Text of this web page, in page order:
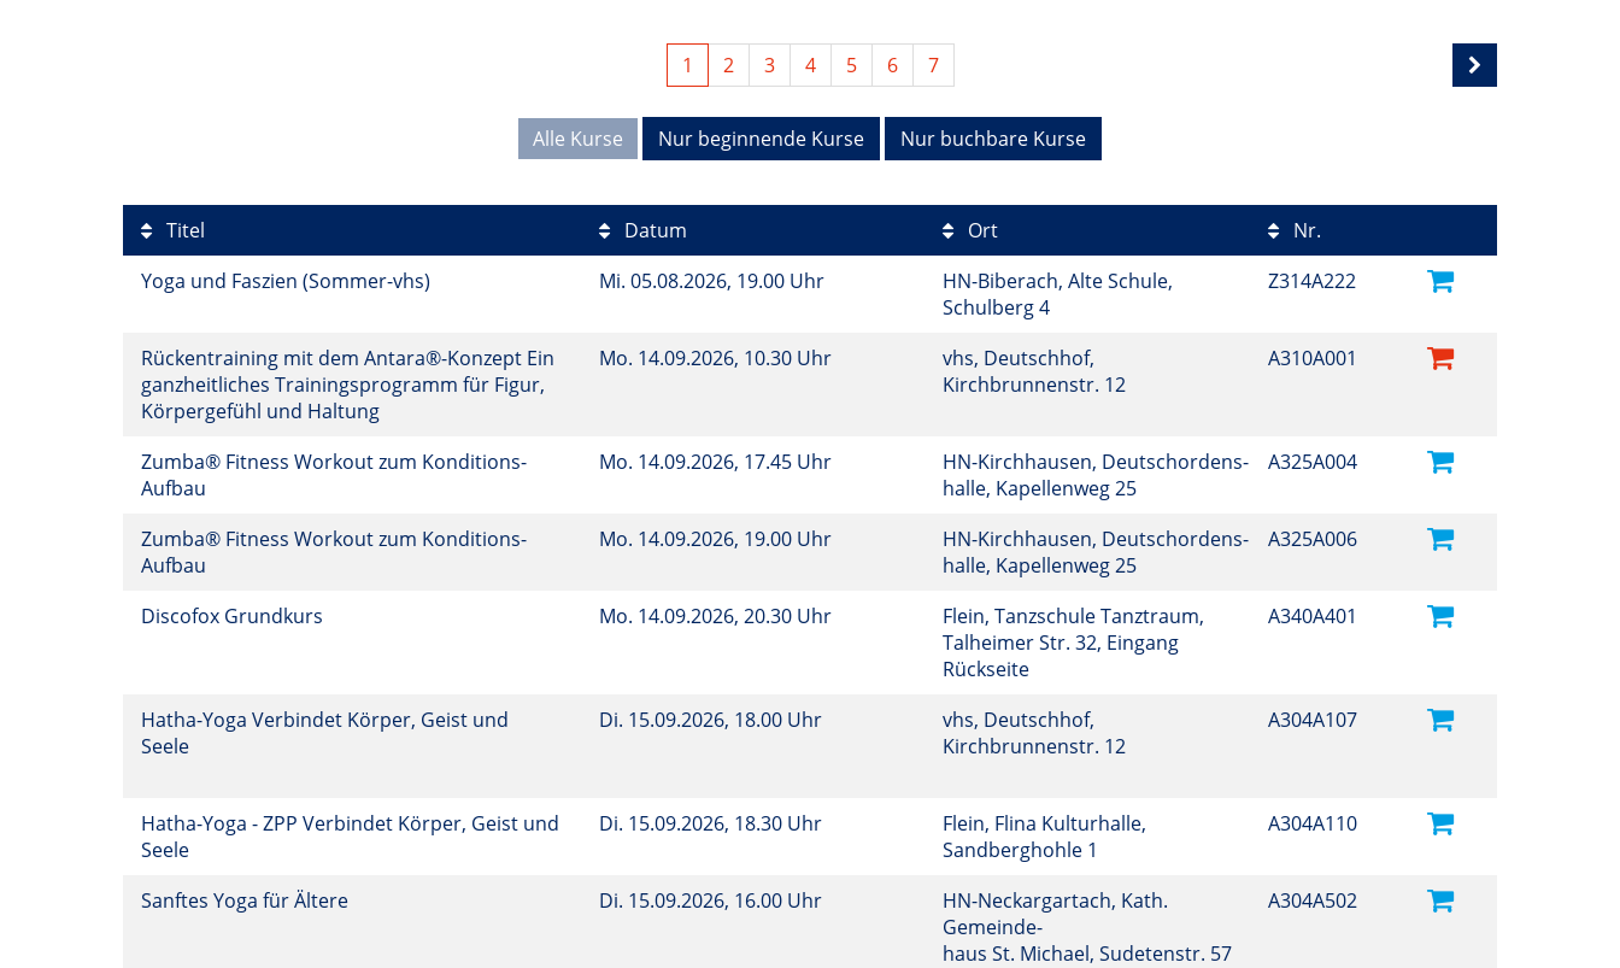
1 2 3 4 5 6 7
Alle Kurse Nur beginnende Kurse Nur buchbare Kurse
Titel Datum Ort
Nr.
Yoga und Faszien (Sommer-vhs)
Mi. 05.08.2026, 19.00 Uhr
HN-Biberach, Alte Schule,
Schulberg 4
Z314A222
Rückentraining mit dem Antara®-Konzept Ein
ganzheitliches Trainingsprogramm für Figur,
Körpergefühl und Haltung
Mo. 14.09.2026, 10.30 Uhr
vhs, Deutschhof,
Kirchbrunnenstr. 12
A310A001
Zumba® Fitness Workout zum Konditions-
Aufbau
Mo. 14.09.2026, 17.45 Uhr
HN-Kirchhausen, Deutschordens-
halle, Kapellenweg 25
A325A004
Zumba® Fitness Workout zum Konditions-
Aufbau
Mo. 14.09.2026, 19.00 Uhr
HN-Kirchhausen, Deutschordens-
halle, Kapellenweg 25
A325A006
Discofox Grundkurs Mo. 14.09.2026, 20.30 Uhr
Flein, Tanzschule Tanztraum,
Talheimer Str. 32, Eingang
Rückseite
A340A401
Hatha-Yoga Verbindet Körper, Geist und
Seele
Di. 15.09.2026, 18.00 Uhr
vhs, Deutschhof,
Kirchbrunnenstr. 12
A304A107
Hatha-Yoga - ZPP Verbindet Körper, Geist und
Seele
Di. 15.09.2026, 18.30 Uhr
Flein, Flina Kulturhalle,
Sandberghohle 1
A304A110
Sanftes Yoga für Ältere Di. 15.09.2026, 16.00 Uhr
HN-Neckargartach, Kath.
Gemeinde-
haus St. Michael, Sudetenstr. 57
A304A502